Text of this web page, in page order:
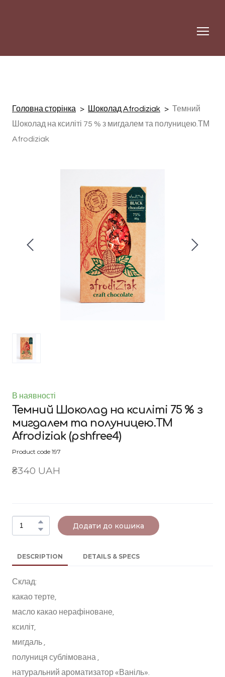
Головна сторінка Шоколад Afrodiziak
Темний
Шоколад на ксиліті 75 % з мигдалем та полуницею.ТМ
Afrodiziak
В наявності
Темний Шоколад на ксиліті 75 % з
мигдалем та полуницею.ТМ
Afrodiziak (pshfree4)
Product code 197
₴340 UAH
Додати до кошика
DESCRIPTION DETAILS & SPECS
Склад:
какао терте,
масло какао нерафіноване,
ксиліт,
мигдаль ,
полуниця сублімована ,
натуральний ароматизатор «Ваніль».